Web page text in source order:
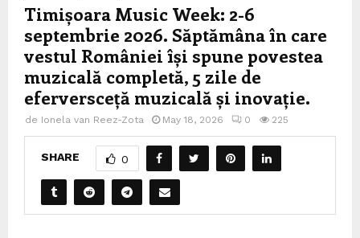
Timișoara Music Week: 2-6
septembrie 2026. Săptămâna în care
vestul României își spune povestea
muzicală completă, 5 zile de
eferversceță muzicală și inovație.
de Ionela van Reez-Zota May 18, 2026 0 225
SHARE 0